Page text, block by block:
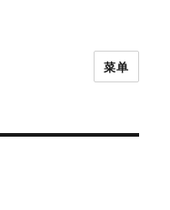
菜单